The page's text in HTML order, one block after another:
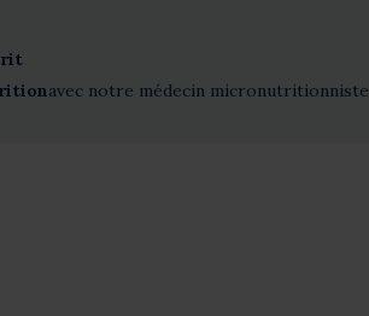
avec notre médecin micronutritionniste